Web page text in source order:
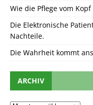
Wie die Pflege vom
Die Elektronische
Nachteile.
Die Wahrheit kommt
ARCHIV